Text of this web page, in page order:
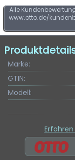
Alle
www.otto.de/
Marke:
GTIN:
Modell: